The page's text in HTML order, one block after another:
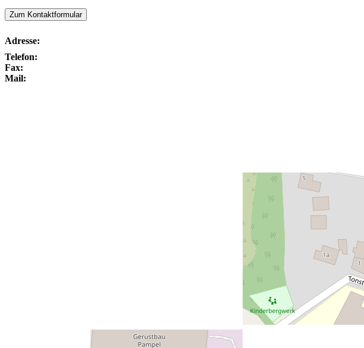
Zum Kontaktformular
Adresse:
Telefon:
Fax:
Mail: